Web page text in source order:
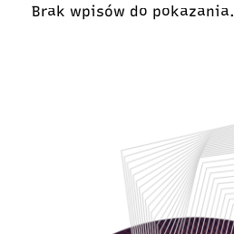
Brak wpisów do pokazania.